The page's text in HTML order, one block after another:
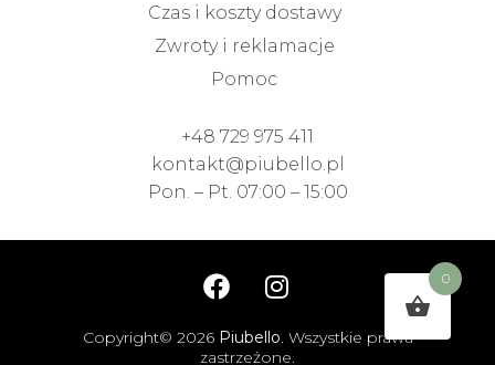
Czas i koszty dostawy
Zwroty i reklamacje
Pomoc
+48 729 975 411
kontakt@piubello.pl
Pon. – Pt. 07:00 – 15:00
Copyright© 2026 Piubello. Wszystkie prawa
zastrzeżone.
0